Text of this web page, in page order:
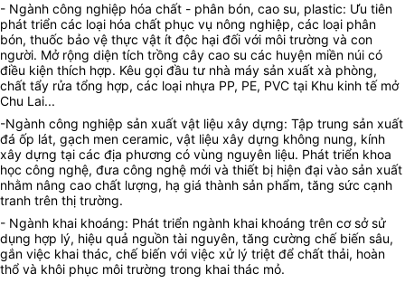
- Ngành công nghiệp hóa chất - phân bón, cao su, plastic: Ưu tiên
phát triển các loại hóa chất phục vụ nông nghiệp, các loại phân
bón, thuốc bảo vệ thực vật ít độc hại đối với môi trường và con
người. Mở rộng diện tích trồng cây cao su các huyện miền núi có
điều kiện thích hợp. Kêu gọi đầu tư nhà máy sản xuất xà phòng,
chất tẩy rửa tổng hợp, các loại nhựa PP, PE, PVC tại Khu kinh tế mở
Chu Lai...
-Ngành công nghiệp sản xuất vật liệu xây dựng: Tập trung sản xuất
đá ốp lát, gạch men ceramic, vật liệu xây dựng không nung, kính
xây dựng tại các địa phương có vùng nguyên liệu. Phát triển khoa
học công nghệ, đưa công nghệ mới và thiết bị hiện đại vào sản xuất
nhằm nâng cao chất lượng, hạ giá thành sản phẩm, tăng sức cạnh
tranh trên thị trường.
- Ngành khai khoáng: Phát triển ngành khai khoáng trên cơ sở sử
dụng hợp lý, hiệu quả nguồn tài nguyên, tăng cường chế biến sâu,
gắn việc khai thác, chế biến với việc xử lý triệt để chất thải, hoàn
thổ và khôi phục môi trường trong khai thác mỏ.